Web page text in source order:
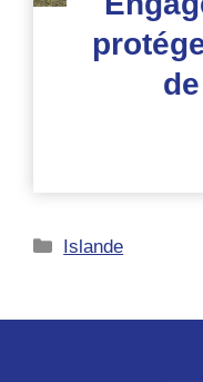
Catégories
Islande